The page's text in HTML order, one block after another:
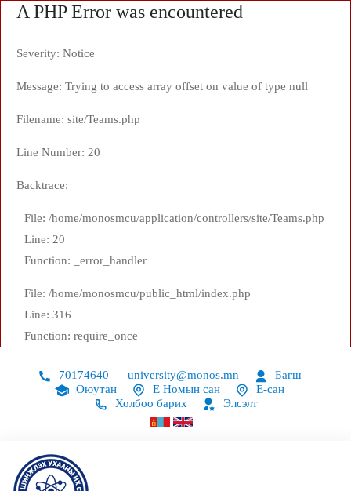
A PHP Error was encountered
Severity: Notice
Message: Trying to access array offset on value of type null
Filename: site/Teams.php
Line Number: 20
Backtrace:
File: /home/monosmcu/application/controllers/site/Teams.php
Line: 20
Function: _error_handler
File: /home/monosmcu/public_html/index.php
Line: 316
Function: require_once
70174640 university@monos.mn
Багш
Оюутан
Е Номын сан
Е-сан
Холбоо барих
Элсэлт